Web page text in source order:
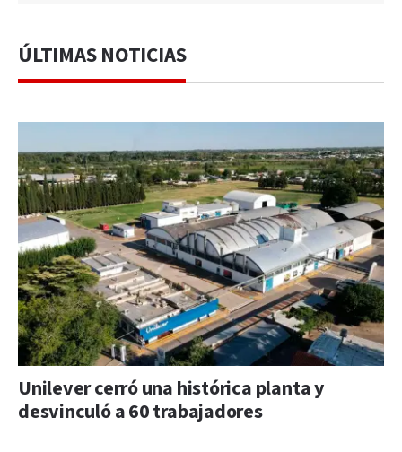
ÚLTIMAS NOTICIAS
Unilever cerró una histórica planta y
desvinculó a 60 trabajadores